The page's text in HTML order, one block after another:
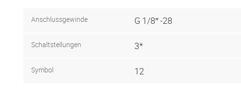
Anschlussgewinde G 1/8″ -28
Schaltstellungen 3*
Symbol 12